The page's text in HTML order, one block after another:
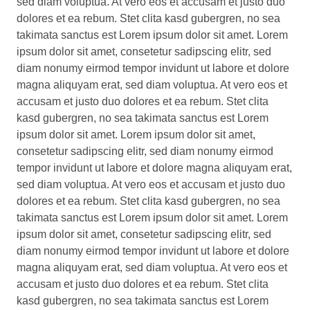
dolores et ea rebum. Stet clita kasd gubergren, no sea
takimata sanctus est Lorem ipsum dolor sit amet. Lorem
ipsum dolor sit amet, consetetur sadipscing elitr, sed
diam nonumy eirmod tempor invidunt ut labore et dolore
magna aliquyam erat, sed diam voluptua. At vero eos et
accusam et justo duo dolores et ea rebum. Stet clita
kasd gubergren, no sea takimata sanctus est Lorem
ipsum dolor sit amet. Lorem ipsum dolor sit amet,
consetetur sadipscing elitr, sed diam nonumy eirmod
tempor invidunt ut labore et dolore magna aliquyam erat,
sed diam voluptua. At vero eos et accusam et justo duo
dolores et ea rebum. Stet clita kasd gubergren, no sea
takimata sanctus est Lorem ipsum dolor sit amet. Lorem
ipsum dolor sit amet, consetetur sadipscing elitr, sed
diam nonumy eirmod tempor invidunt ut labore et dolore
magna aliquyam erat, sed diam voluptua. At vero eos et
accusam et justo duo dolores et ea rebum. Stet clita
kasd gubergren, no sea takimata sanctus est Lorem